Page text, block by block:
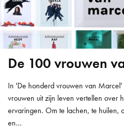
De 100 vrouwen
In 'De honderd vrouwen van
vrouwen uit zijn leven vertellen over
ervaringen. Om te lachen, te huilen,
en…